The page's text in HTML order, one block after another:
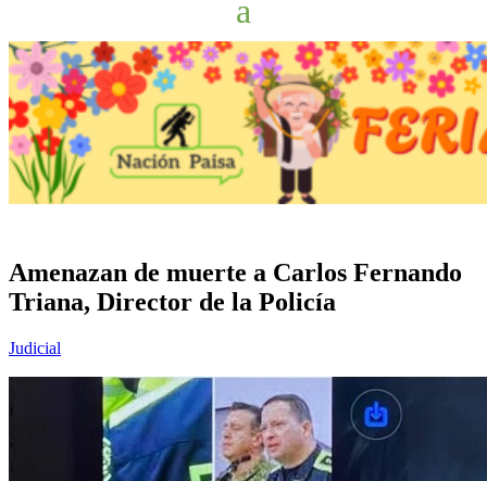
Amenazan de muerte a Carlos Fernando
Triana, Director de la Policía
Judicial